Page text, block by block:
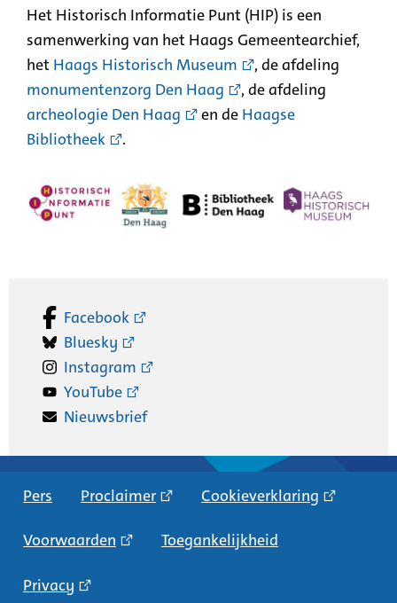
Het Historisch Informatie Punt (HIP) is een
samenwerking van het Haags Gemeentearchief,
het Haags Historisch Museum
, de afdeling
monumentenzorg Den Haag
, de afdeling
archeologie Den Haag
en de Haagse
Bibliotheek
.
Facebook
Bluesky
Instagram
YouTube
Nieuwsbrief
Pers Proclaimer Cookieverklaring
Voorwaarden Toegankelijkheid
Privacy